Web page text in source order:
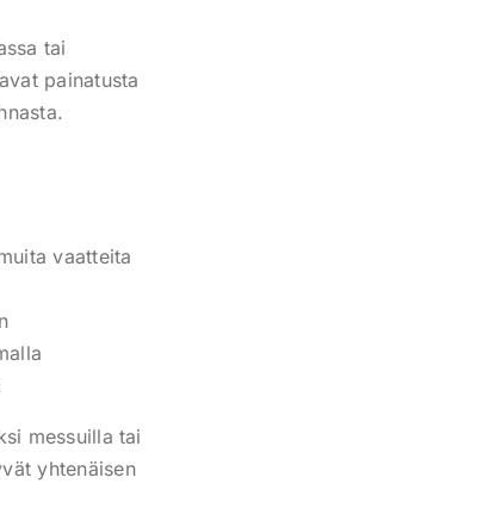
tai
painatusta
vaatteita
messuilla tai
yhtenäisen